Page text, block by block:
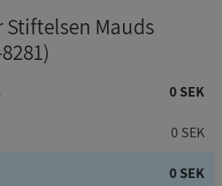
Mauds
0 SEK
0 SEK
0 SEK